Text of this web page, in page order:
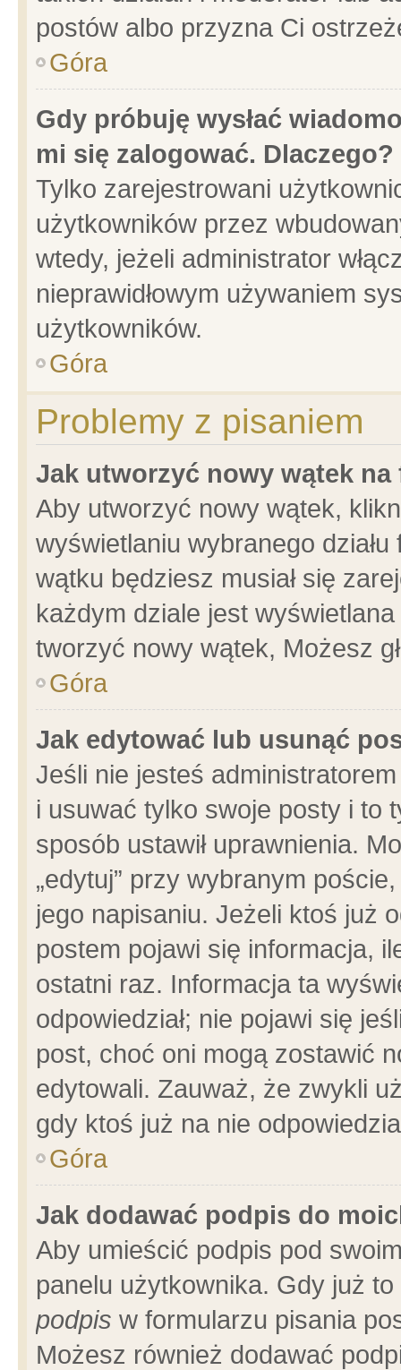
postów albo przyzna Ci
Góra
Gdy próbuję wysłać
mi się zalogować. Dlaczego?
Tylko zarejestrowani
użytkowników przez
wtedy, jeżeli administrator
nieprawidłowym używaniem
użytkowników.
Góra
Problemy z pisaniem
Jak utworzyć nowy wątek na
Aby utworzyć nowy wątek,
wyświetlaniu wybranego
wątku będziesz musiał się
każdym dziale jest
tworzyć nowy wątek, Możesz
Góra
Jak edytować lub usunąć
Jeśli nie jesteś
i usuwać tylko swoje posty i to
sposób ustawił uprawnienia.
„edytuj” przy wybranym
jego napisaniu. Jeżeli ktoś już
postem pojawi się informacja,
ostatni raz. Informacja ta
odpowiedział; nie pojawi się
post, choć oni mogą zostawić
edytowali. Zauważ, że zwykli
gdy ktoś już na nie
Góra
Jak dodawać podpis do
Aby umieścić podpis pod
panelu użytkownika. Gdy już
podpis w formularzu pisania
Możesz również dodawać